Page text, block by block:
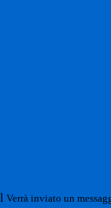
Verrà inviato un